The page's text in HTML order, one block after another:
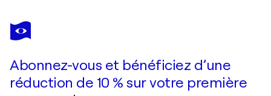
ENRIQUETA AGUILO
El Mundo de Lulú, la Familia
Abonnez-vous et bénéficiez d’une
réduction de 10 % sur votre première